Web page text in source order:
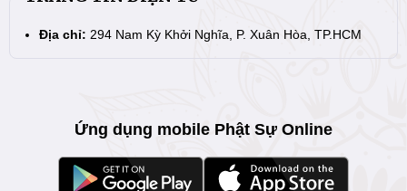
Địa chỉ: 294 Nam Kỳ Khởi Nghĩa, P. Xuân Hòa, TP.HCM
Ứng dụng mobile Phật Sự Online